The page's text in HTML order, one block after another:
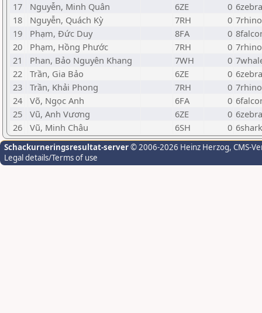
17
Nguyễn, Minh Quân 6ZE 0 6zebra
18
Nguyễn, Quách Kỳ 7RH 0 7rhino
19
Phạm, Đức Duy 8FA 0
20
Phạm, Hồng Phước 7RH 0 7rhino
21
Phan, Bảo Nguyên Khang 7WH 0
22
Trần, Gia Bảo 6ZE 0 6zebra
23
Trần, Khải Phong 7RH 0 7rhino
24
Võ, Ngọc Anh 6FA 0
25
Vũ, Anh Vương 6ZE 0 6zebra
26
Vũ, Minh Châu 6SH 0 6shark
Schackurneringsresultat-server© 2006-2026 Heinz Herzog, CMS-
Legal details/Terms of use